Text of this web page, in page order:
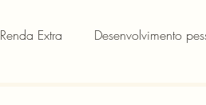
Renda Extra Desenvolvimento